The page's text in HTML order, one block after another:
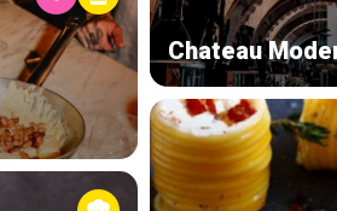
Chateau